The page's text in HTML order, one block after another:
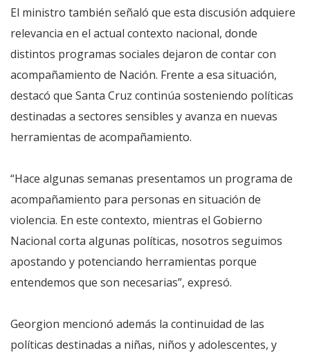
El ministro también señaló que esta discusión adquiere
relevancia en el actual contexto nacional, donde
distintos programas sociales dejaron de contar con
acompañamiento de Nación. Frente a esa situación,
destacó que Santa Cruz continúa sosteniendo políticas
destinadas a sectores sensibles y avanza en nuevas
herramientas de acompañamiento.
“Hace algunas semanas presentamos un programa de
acompañamiento para personas en situación de
violencia. En este contexto, mientras el Gobierno
Nacional corta algunas políticas, nosotros seguimos
apostando y potenciando herramientas porque
entendemos que son necesarias”, expresó.
Georgion mencionó además la continuidad de las
políticas destinadas a niñas, niños y adolescentes, y